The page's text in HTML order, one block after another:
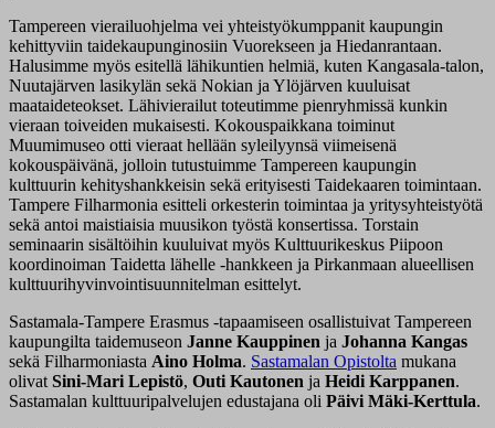
Tampereen vierailuohjelma vei yhteistyökumppanit kaupungin
kehittyviin taidekaupunginosiin Vuorekseen ja Hiedanrantaan.
Halusimme myös esitellä lähikuntien helmiä, kuten Kangasala-talon,
Nuutajärven lasikylän sekä Nokian ja Ylöjärven kuuluisat
maataideteokset. Lähivierailut toteutimme pienryhmissä kunkin
vieraan toiveiden mukaisesti. Kokouspaikkana toiminut
Muumimuseo otti vieraat hellään syleilyynsä viimeisenä
kokouspäivänä, jolloin tutustuimme Tampereen kaupungin
kulttuurin kehityshankkeisin sekä erityisesti Taidekaaren toimintaan.
Tampere Filharmonia esitteli orkesterin toimintaa ja yritysyhteistyötä
sekä antoi maistiaisia muusikon työstä konsertissa. Torstain
seminaarin sisältöihin kuuluivat myös Kulttuurikeskus Piipoon
koordinoiman Taidetta lähelle -hankkeen ja Pirkanmaan alueellisen
kulttuurihyvinvointisuunnitelman esittelyt.
Sastamala-Tampere Erasmus -tapaamiseen osallistuivat Tampereen
kaupungilta taidemuseon Janne Kauppinen ja Johanna Kangas
sekä Filharmoniasta Aino Holma. Sastamalan Opistolta mukana
olivatSini-Mari Lepistö, Outi Kautonen ja Heidi Karppanen.
Sastamalan kulttuuripalvelujen edustajana oli Päivi Mäki-Kerttula.